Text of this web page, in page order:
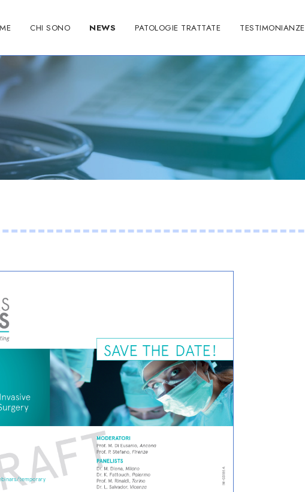
CHI SONO NEWS PATOLOGIE TRATTATE TESTIMONIANZE